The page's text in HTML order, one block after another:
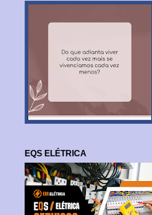
EQS ELÉTRICA